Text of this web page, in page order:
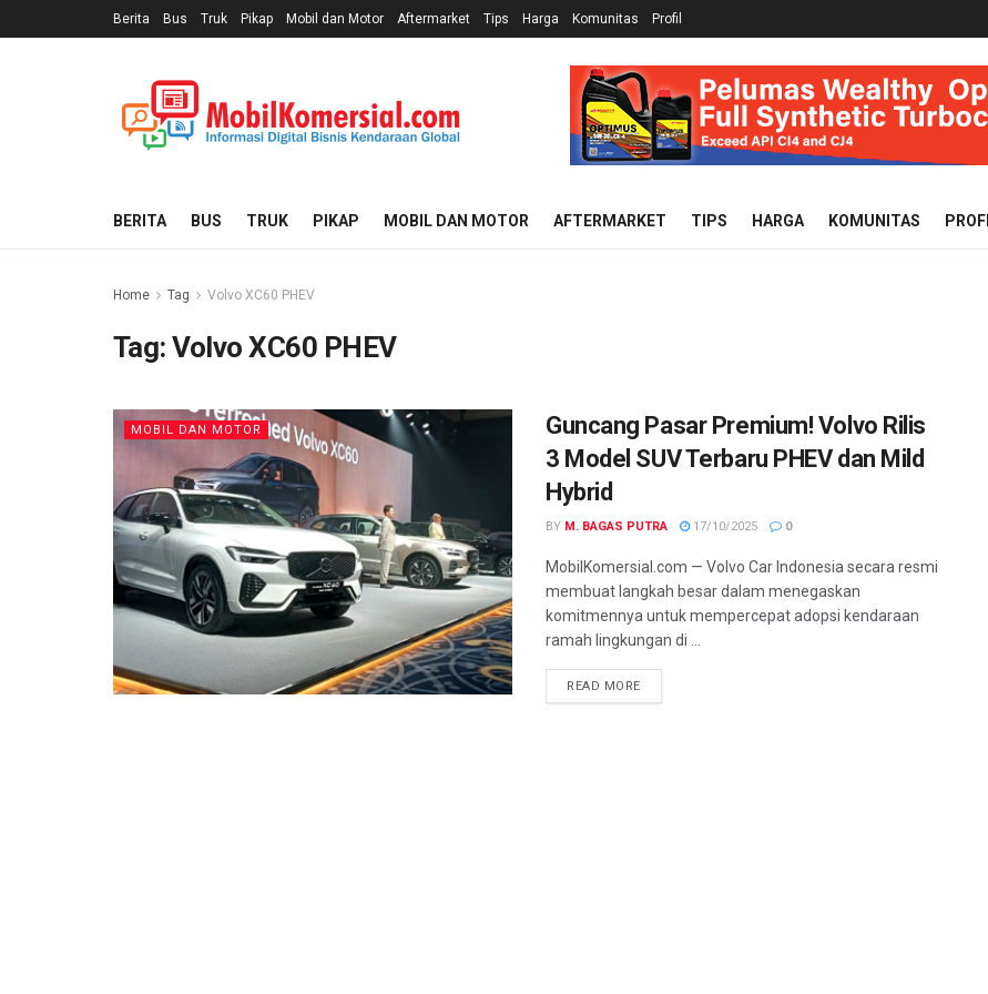
Berita Bus Truk Pikap Mobil dan Motor Aftermarket Tips Harga Komunitas Profil
BERITA BUS TRUK PIKAP MOBIL DAN MOTOR AFTERMARKET TIPS HARGA KOMUNITAS
Home Tag Volvo XC60 PHEV
Tag:Volvo XC60 PHEV
MOBIL DAN MOTOR
Guncang Pasar Premium! Volvo Rilis
3 Model SUV Terbaru PHEV dan Mild
Hybrid
BY M. BAGAS PUTRA 17/10/2025 0
MobilKomersial.com — Volvo Car Indonesia secara resmi
membuat langkah besar dalam menegaskan
komitmennya untuk mempercepat adopsi kendaraan
ramah lingkungan di ...
READ MORE